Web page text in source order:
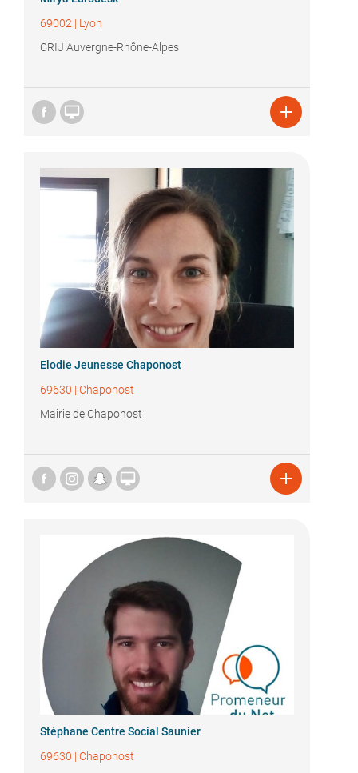
69002 | Lyon
CRIJ Auvergne-Rhône-Alpes
 
Elodie Jeunesse Chaponost
69630 | Chaponost
Mairie de Chaponost
 
Stéphane Centre Social Saunier
69630 | Chaponost